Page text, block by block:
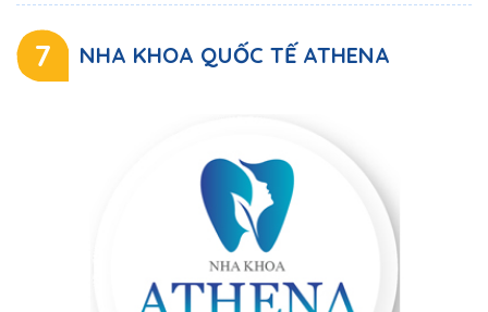
7 NHA KHOA QUỐC TẾ ATHENA